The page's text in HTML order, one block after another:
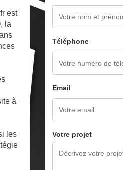
est
la
à
les
Téléphone
Email
Votre projet